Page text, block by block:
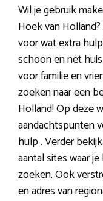
Wil je gebruik
Hoek van
voor wat extra
schoon en net
voor familie en
zoeken naar een
Holland! Op deze
aandachtspunten
hulp . Verder
aantal sites waar
zoeken. Ook
en adres van